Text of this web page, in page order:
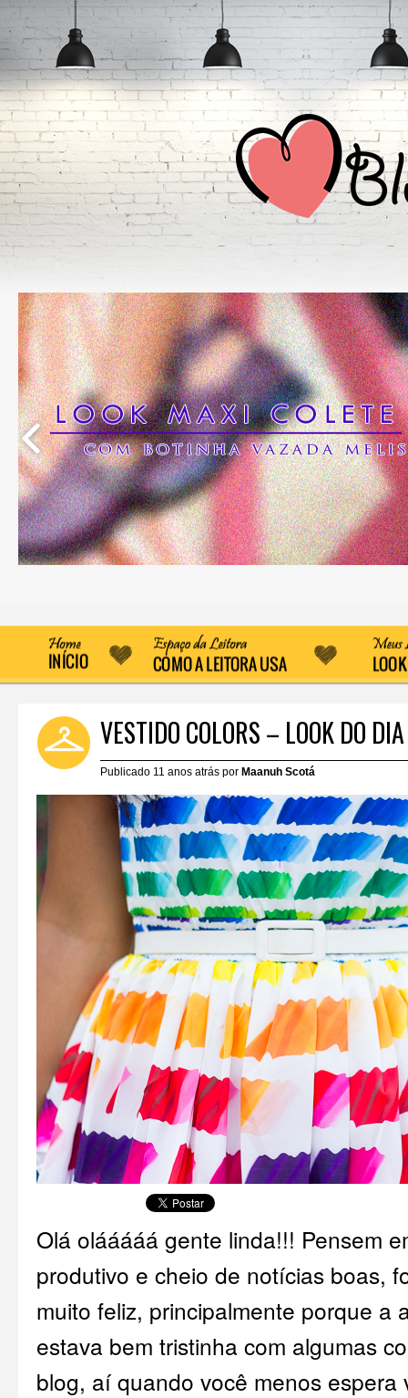
VESTIDO COLORS – LOOK DO DIA
Publicado 11 anos atrás por Maanuh Scotá
Olá olááááá gente linda!!! Pensem
produtivo e cheio de notícias boas,
muito feliz, principalmente porque a
estava bem tristinha com algumas
blog, aí quando você menos espera